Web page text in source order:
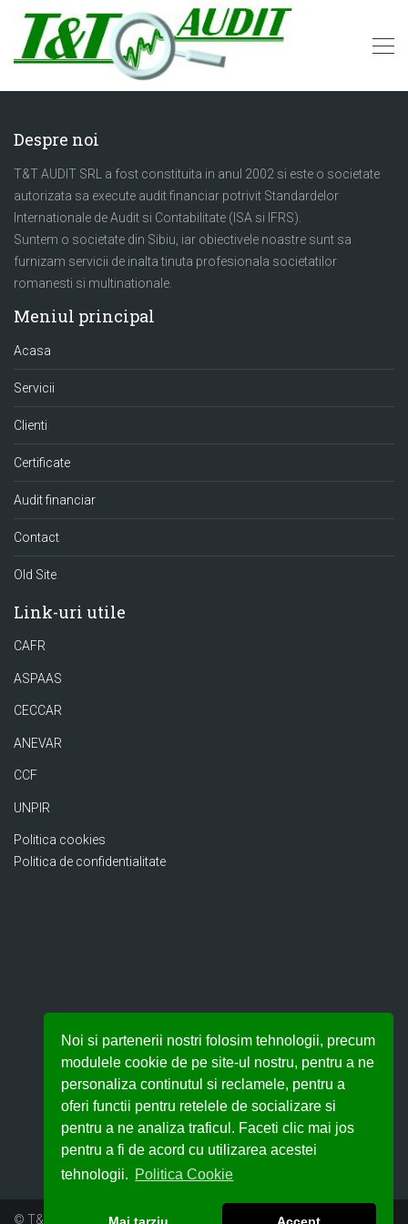
Noi si partenerii nostri folosim tehnologii, precum
modulele cookie de pe site-ul nostru, pentru a ne
personaliza continutul si reclamele, pentru a
oferi functii pentru retelele de socializare si
pentru a ne analiza traficul. Faceti clic mai jos
pentru a fi de acord cu utilizarea acestei
tehnologii. Politica Cookie
Despre noi
T&T AUDIT SRL a fost constituita in anul 2002 si este o societate
autorizata sa execute audit financiar potrivit Standardelor
Internationale de Audit si Contabilitate (ISA si IFRS).
Suntem o societate din Sibiu, iar obiectivele noastre sunt sa
furnizam servicii de inalta tinuta profesionala societatilor
romanesti si multinationale.
Meniul principal
Acasa
Servicii
Clienti
Certificate
Audit financiar
Contact
Old Site
Link-uri utile
CAFR
ASPAAS
CECCAR
ANEVAR
CCF
UNPIR
Politica cookies
Politica de confidentialitate
© T&T AUDIT SRL – 2018